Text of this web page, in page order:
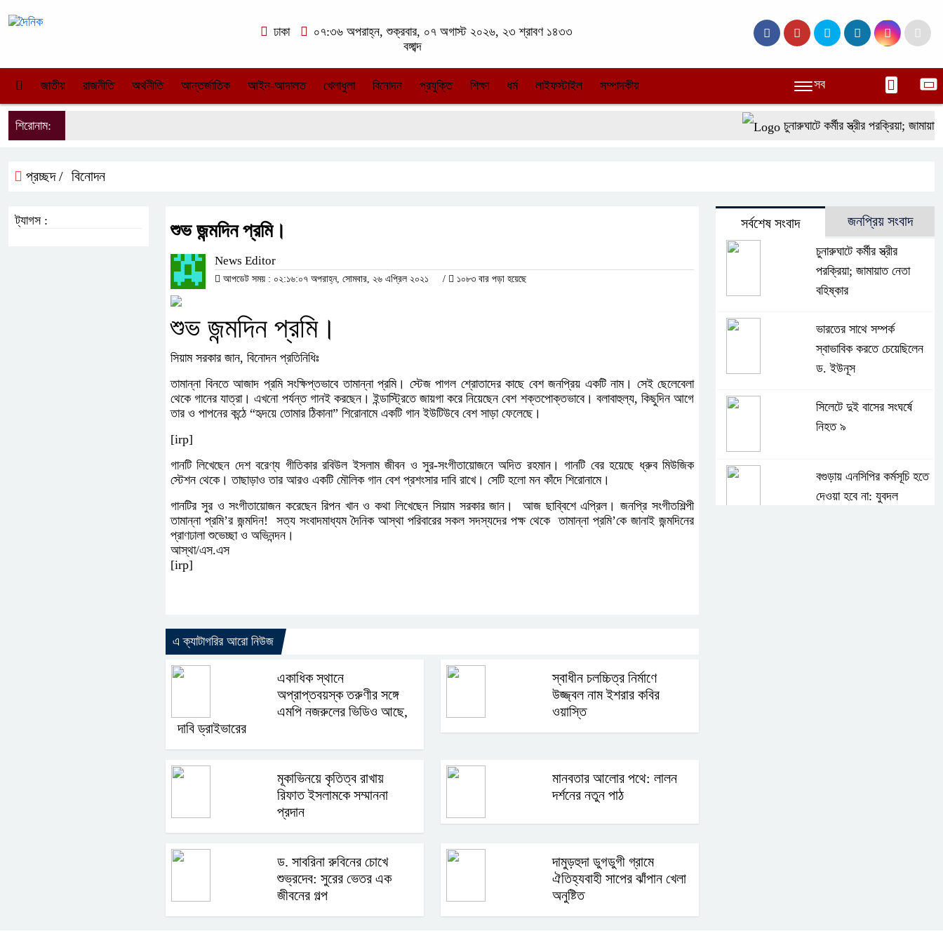
ঢাকা
০৭:৩৬ অপরাহ্ন, শুক্রবার, ০৭ অগাস্ট ২০২৬, ২৩ শ্রাবণ ১৪৩৩
বঙ্গাব্দ
জাতীয় রাজনীতি অর্থনীতি আন্তর্জাতিক আইন-আদালত খেলাধুলা বিনোদন প্রযুক্তি শিক্ষা ধর্ম লাইফস্টাইল সম্পাদকীয় সব
শিরোনাম: চুনারুঘাটে কর্মীর স্ত্রীর পরক্রিয়া; জামায়াত
প্রচ্ছদ / বিনোদন
শুভ জন্মদিন প্রমি।
News Editor
আপডেট সময় : ০২:১৬:০৭ অপরাহ্ন, সোমবার, ২৬ এপ্রিল ২০২১ / ১০৮৩ বার পড়া হয়েছে
শুভ জন্মদিন প্রমি।
সিয়াম সরকার জান, বিনোদন প্রতিনিধিঃ
তামান্না বিনতে আজাদ প্রমি সংক্ষিপ্তভাবে তামান্না প্রমি। স্টেজ পাগল শ্রোতাদের কাছে বেশ জনপ্রিয় একটি নাম। সেই ছেলেবেলা
থেকে গানের যাত্রা। এখনো পর্যন্ত গানই করছেন। ইন্ডাস্ট্রিতে জায়গা করে নিয়েছেন বেশ শক্তপোক্তভাবে। বলাবাহুল্য, কিছুদিন আগে
তার ও পাপনের কন্ঠে “হৃদয়ে তোমার ঠিকানা” শিরোনামে একটি গান ইউটিউবে বেশ সাড়া ফেলেছে।
[irp]
গানটি লিখেছেন দেশ বরেণ্য গীতিকার রবিউল ইসলাম জীবন ও সুর-সংগীতায়োজনে অদিত রহমান। গানটি বের হয়েছে ধ্রুব মিউজিক
স্টেশন থেকে। তাছাড়াও তার আরও একটি মৌলিক গান বেশ প্রশংসার দাবি রাখে। সেটি হলো মন কাঁদে শিরোনামে।
গানটির সুর ও সংগীতায়োজন করেছেন রিপন খান ও কথা লিখেছেন সিয়াম সরকার জান। আজ ছাব্বিশে এপ্রিল। জনপ্রি সংগীতশিল্পী
তামান্না প্রমি’র জন্মদিন! সত্য সংবাদমাধ্যম দৈনিক আস্থা পরিবারের সকল সদস্যদের পক্ষ থেকে তামান্না প্রমি’কে জানাই জন্মদিনের
প্রাণঢালা শুভেচ্ছা ও অভিনন্দন।
আস্থা/এস.এস
[irp]
এ ক্যাটাগরির আরো নিউজ
একাধিক স্থানে
অপ্রাপ্তবয়স্ক তরুণীর সঙ্গে
এমপি নজরুলের ভিডিও আছে,
দাবি ড্রাইভারের
স্বাধীন চলচ্চিত্র নির্মাণে
উজ্জ্বল নাম ইশরার কবির
ওয়াস্তি
মূকাভিনয়ে কৃতিত্ব রাখায়
রিফাত ইসলামকে সম্মাননা
প্রদান
মানবতার আলোর পথে: লালন
দর্শনের নতুন পাঠ
ড. সাবরিনা রুবিনের চোখে
শুভ্রদেব: সুরের ভেতর এক
জীবনের গল্প
দামুড়হুদা ডুগডুগী গ্রামে
ঐতিহ্যবাহী সাপের ঝাঁপান খেলা
অনুষ্টিত
ট্যাগস : সর্বশেষ সংবাদ জনপ্রিয় সংবাদ
চুনারুঘাটে কর্মীর স্ত্রীর
পরক্রিয়া; জামায়াত নেতা
বহিষ্কার
ভারতের সাথে সম্পর্ক
স্বাভাবিক করতে চেয়েছিলেন
ড. ইউনূস
সিলেটে দুই বাসের সংঘর্ষে
নিহত ৯
বগুড়ায় এনসিপির কর্মসূচি হতে
দেওয়া হবে না: যুবদল